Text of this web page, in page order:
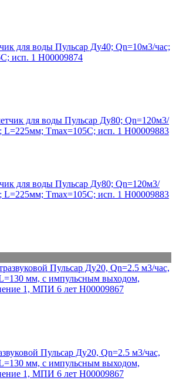
для воды Пульсар Ду40; Qn=10м3/час;
исп. 1 Н00009874
для воды Пульсар Ду80; Qn=120м3/
L=225мм; Тmax=105C; исп. 1 Н00009883
Пульсар Ду20, Qn=2.5 м3/час,
мм, с импульсным выходом,
1, МПИ 6 лет Н00009867